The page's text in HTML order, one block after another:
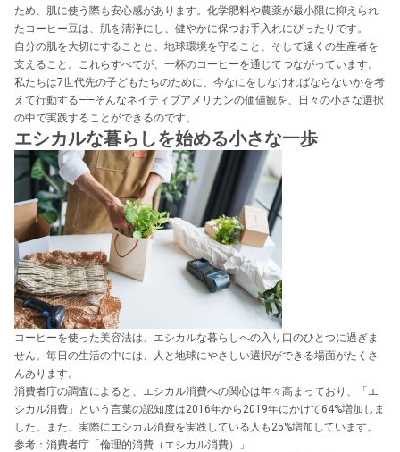
ため、肌に使う際も安心感があります。化学肥料や農薬が最小限に抑えられ
たコーヒー豆は、肌を清浄にし、健やかに保つお手入れにぴったりです。
自分の肌を大切にすることと、地球環境を守ること、そして遠くの生産者を
支えること。これらすべてが、一杯のコーヒーを通じてつながっています。
私たちは7世代先の子どもたちのために、今なにをしなければならないかを考
えて行動する――そんなネイティブアメリカンの価値観を、日々の小さな選択
の中で実践することができるのです。
エシカルな暮らしを始める小さな一歩
コーヒーを使った美容法は、エシカルな暮らしへの入り口のひとつに過ぎま
せん。毎日の生活の中には、人と地球にやさしい選択ができる場面がたくさ
んあります。
消費者庁の調査によると、エシカル消費への関心は年々高まっており、「エ
シカル消費」という言葉の認知度は2016年から2019年にかけて64%増加しま
した。また、実際にエシカル消費を実践している人も25%増加しています。
参考：消費者庁「倫理的消費（エシカル消費）」